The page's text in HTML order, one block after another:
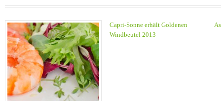
Capri-Sonne erhält Goldenen
Windbeutel 2013